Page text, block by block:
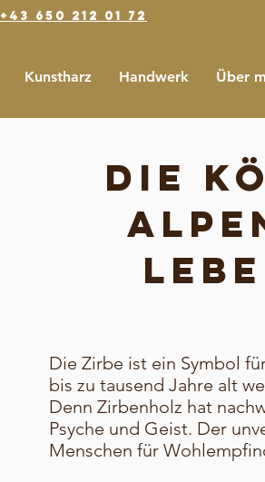
+43 650 212 01 72
Kunstharz Handwerk Über
Die
Die Zirbe ist ein Symbol
bis zu tausend Jahre alt
Denn Zirbenholz hat
Psyche und Geist. Der
Menschen für